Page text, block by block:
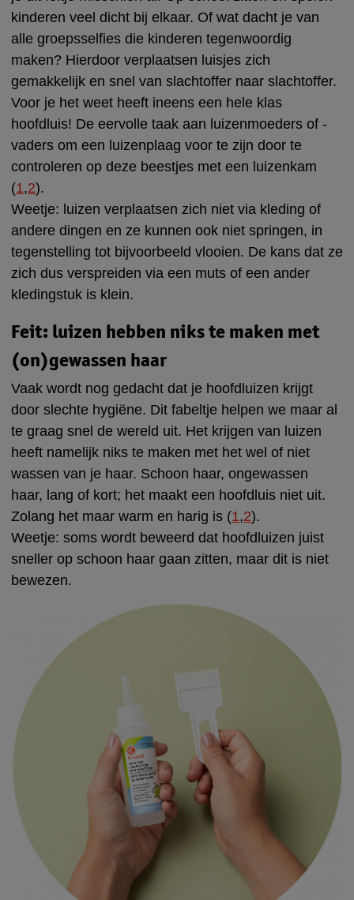
kinderen veel dicht bij elkaar. Of wat dacht je van
alle groepsselfies die kinderen tegenwoordig
maken? Hierdoor verplaatsen luisjes zich
gemakkelijk en snel van slachtoffer naar slachtoffer.
Voor je het weet heeft ineens een hele klas
hoofdluis! De eervolle taak aan luizenmoeders of -
vaders om een luizenplaag voor te zijn door te
controleren op deze beestjes met een luizenkam
(1,2).
Weetje: luizen verplaatsen zich niet via kleding of
andere dingen en ze kunnen ook niet springen, in
tegenstelling tot bijvoorbeeld vlooien. De kans dat ze
zich dus verspreiden via een muts of een ander
kledingstuk is klein.
Feit: luizen hebben niks te maken met
(on)gewassen haar
Vaak wordt nog gedacht dat je hoofdluizen krijgt
door slechte hygiëne. Dit fabeltje helpen we maar al
te graag snel de wereld uit. Het krijgen van luizen
heeft namelijk niks te maken met het wel of niet
wassen van je haar. Schoon haar, ongewassen
haar, lang of kort; het maakt een hoofdluis niet uit.
Zolang het maar warm en harig is (1,2).
Weetje: soms wordt beweerd dat hoofdluizen juist
sneller op schoon haar gaan zitten, maar dit is niet
bewezen.